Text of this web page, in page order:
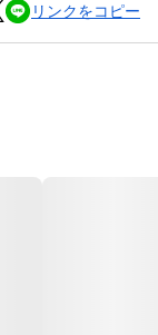
リンクをコピー